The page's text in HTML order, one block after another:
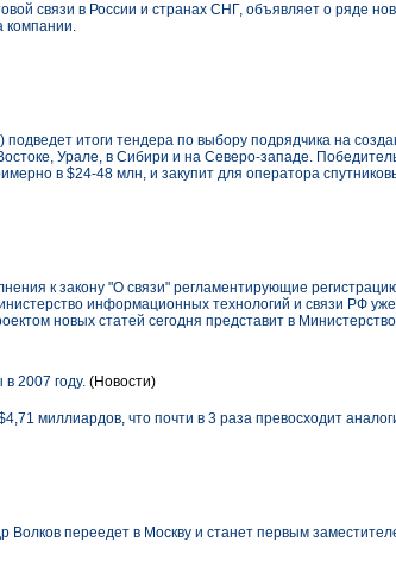
связи в России и странах СНГ, объявляет о ряде
компании.
итоги тендера по выбору подрядчика на
Урале, в Сибири и на Северо-западе.
в $24-48 млн, и закупит для оператора
к закону "О связи" регламентирующие
информационных технологий и связи РФ
новых статей сегодня представит в
2007 году. (Новости)
миллиардов, что почти в 3 раза превосходит
переедет в Москву и станет первым